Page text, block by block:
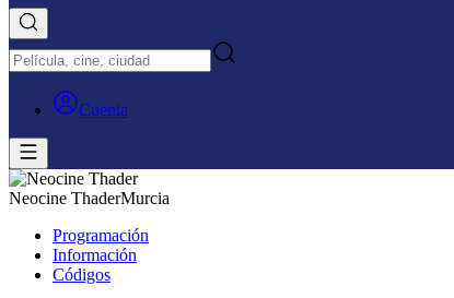
Cuenta
Neocine ThaderMurcia
Programación
Información
Códigos